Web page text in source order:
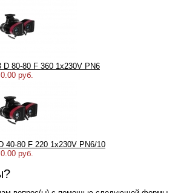
D 80-80 F 360 1x230V PN6
0.00 руб.
40-80 F 220 1x230V PN6/10
0.00 руб.